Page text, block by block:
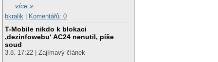
…více »
bkralik
Komentářů: 0
T-Mobile nikdo k blokaci
‚dezinfowebu‘ AC24 nenutil, píše
soud
3.8. 17:22 | Zajímavý článek